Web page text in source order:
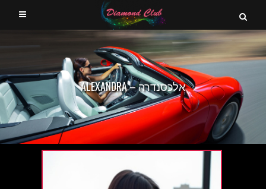
אלכסנדרה – ALEXANDRA